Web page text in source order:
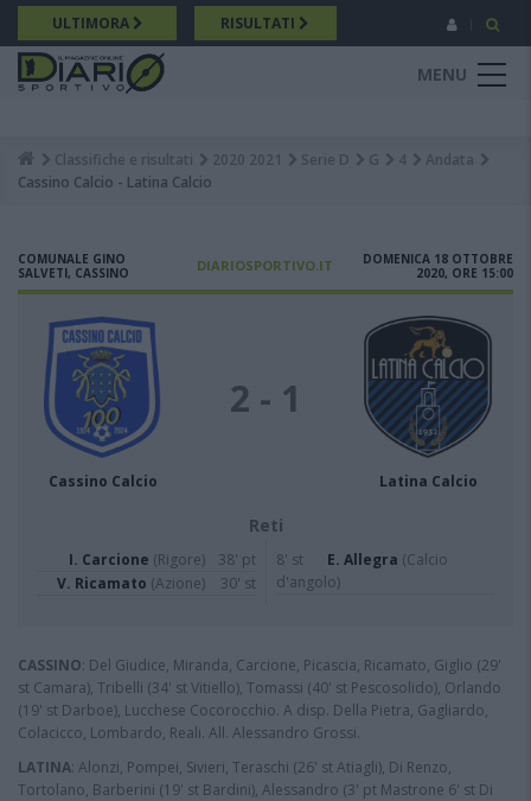
Salta
al
contenuto
principale
ULTIMORA RISULTATI
MENU
Breadcrumb
Classifiche e risultati 2020 2021 Serie D G 4
Andata
Cassino Calcio - Latina Calcio
COMUNALE GINO
SALVETI, CASSINO
DIARIOSPORTIVO.IT
DOMENICA 18 OTTOBRE
2020, ORE 15:00
Cassino Calcio
2 - 1
Latina Calcio
Reti
I. Carcione (Rigore)
38' pt
V. Ricamato (Azione) 30' st
8' st E. Allegra (Calcio
d'angolo)
CASSINO: Del Giudice, Miranda, Carcione, Picascia, Ricamato, Giglio (29'
st Camara), Tribelli (34' st Vitiello), Tomassi (40' st Pescosolido), Orlando
(19' st Darboe), Lucchese Cocorocchio. A disp. Della Pietra, Gagliardo,
Colacicco, Lombardo, Reali. All. Alessandro Grossi.
LATINA: Alonzi, Pompei, Sivieri, Teraschi (26' st Atiagli), Di Renzo,
Tortolano, Barberini (19' st Bardini), Alessandro (3' pt Mastrone 6' st Di